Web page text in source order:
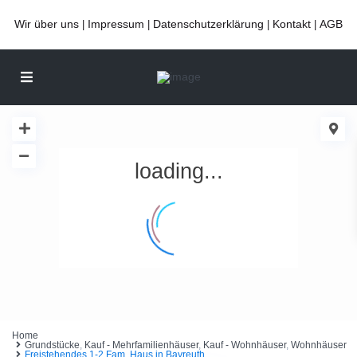
Wir über uns Impressum Datenschutzerklärung Kontakt AGB
loading...
Home
Grundstücke, Kauf - Mehrfamilienhäuser, Kauf - Wohnhäuser, Wohnhäuser
Freistehendes 1-2 Fam. Haus in Bayreuth